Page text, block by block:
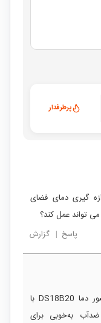
پرطرفدار
گیری دمای فضای
تواند عمل کند؟
پاسخ | گزارش
سلام و احترام، سنسور دما DS18B20 با
به‌خوبی برای